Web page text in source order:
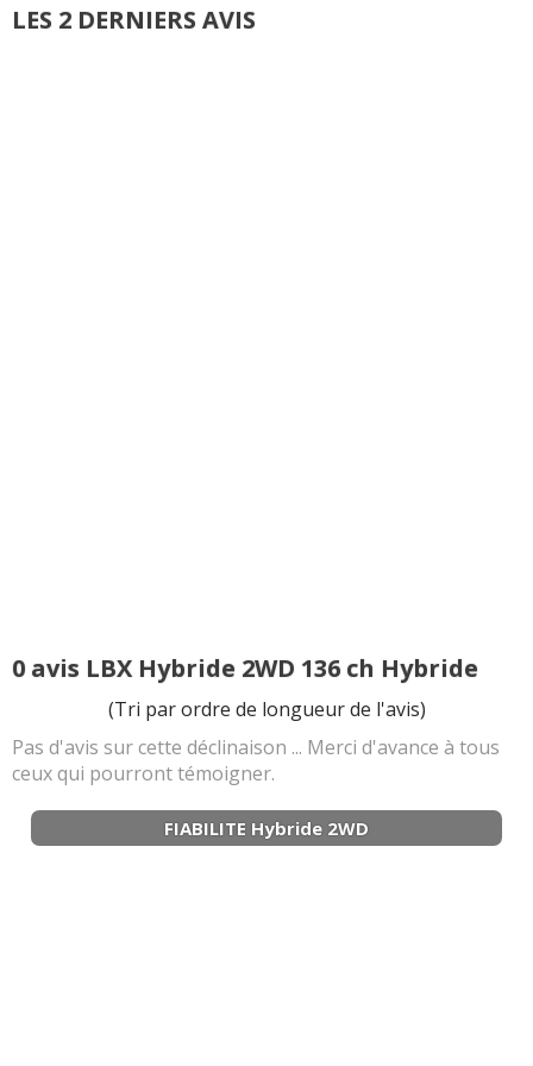
LES 2 DERNIERS AVIS
0 avis LBX Hybride 2WD 136 ch Hybride
(Tri par ordre de longueur de l'avis)
Pas d'avis sur cette déclinaison ... Merci d'avance à tous
ceux qui pourront témoigner.
FIABILITE Hybride 2WD